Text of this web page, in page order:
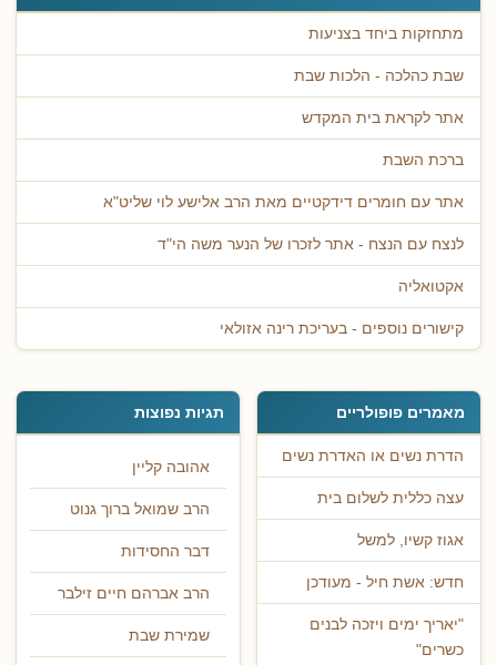
מתחזקות ביחד בצניעות
שבת כהלכה - הלכות שבת
אתר לקראת בית המקדש
ברכת השבת
אתר עם חומרים דידקטיים מאת הרב אלישע לוי שליט"א
לנצח עם הנצח - אתר לזכרו של הנער משה הי"ד
אקטואליה
קישורים נוספים - בעריכת רינה אזולאי
מאמרים פופולריים
הדרת נשים או האדרת נשים
עצה כללית לשלום בית
אגוז קשיו, למשל
חדש: אשת חיל - מעודכן
"יאריך ימים ויזכה לבנים
כשרים"
תגיות נפוצות
אהובה קליין
הרב שמואל ברוך גנוט
דבר החסידות
הרב אברהם חיים זילבר
שמירת שבת